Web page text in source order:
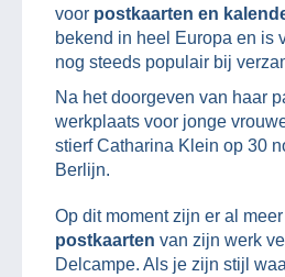
voor postkaarten en
bekend in heel Europa en is
nog steeds populair bij
Na het doorgeven van haar
werkplaats voor jonge
stierf Catharina Klein op 30
Berlijn.
Op dit moment zijn er al
postkaarten van zijn werk
Delcampe. Als je zijn stijl